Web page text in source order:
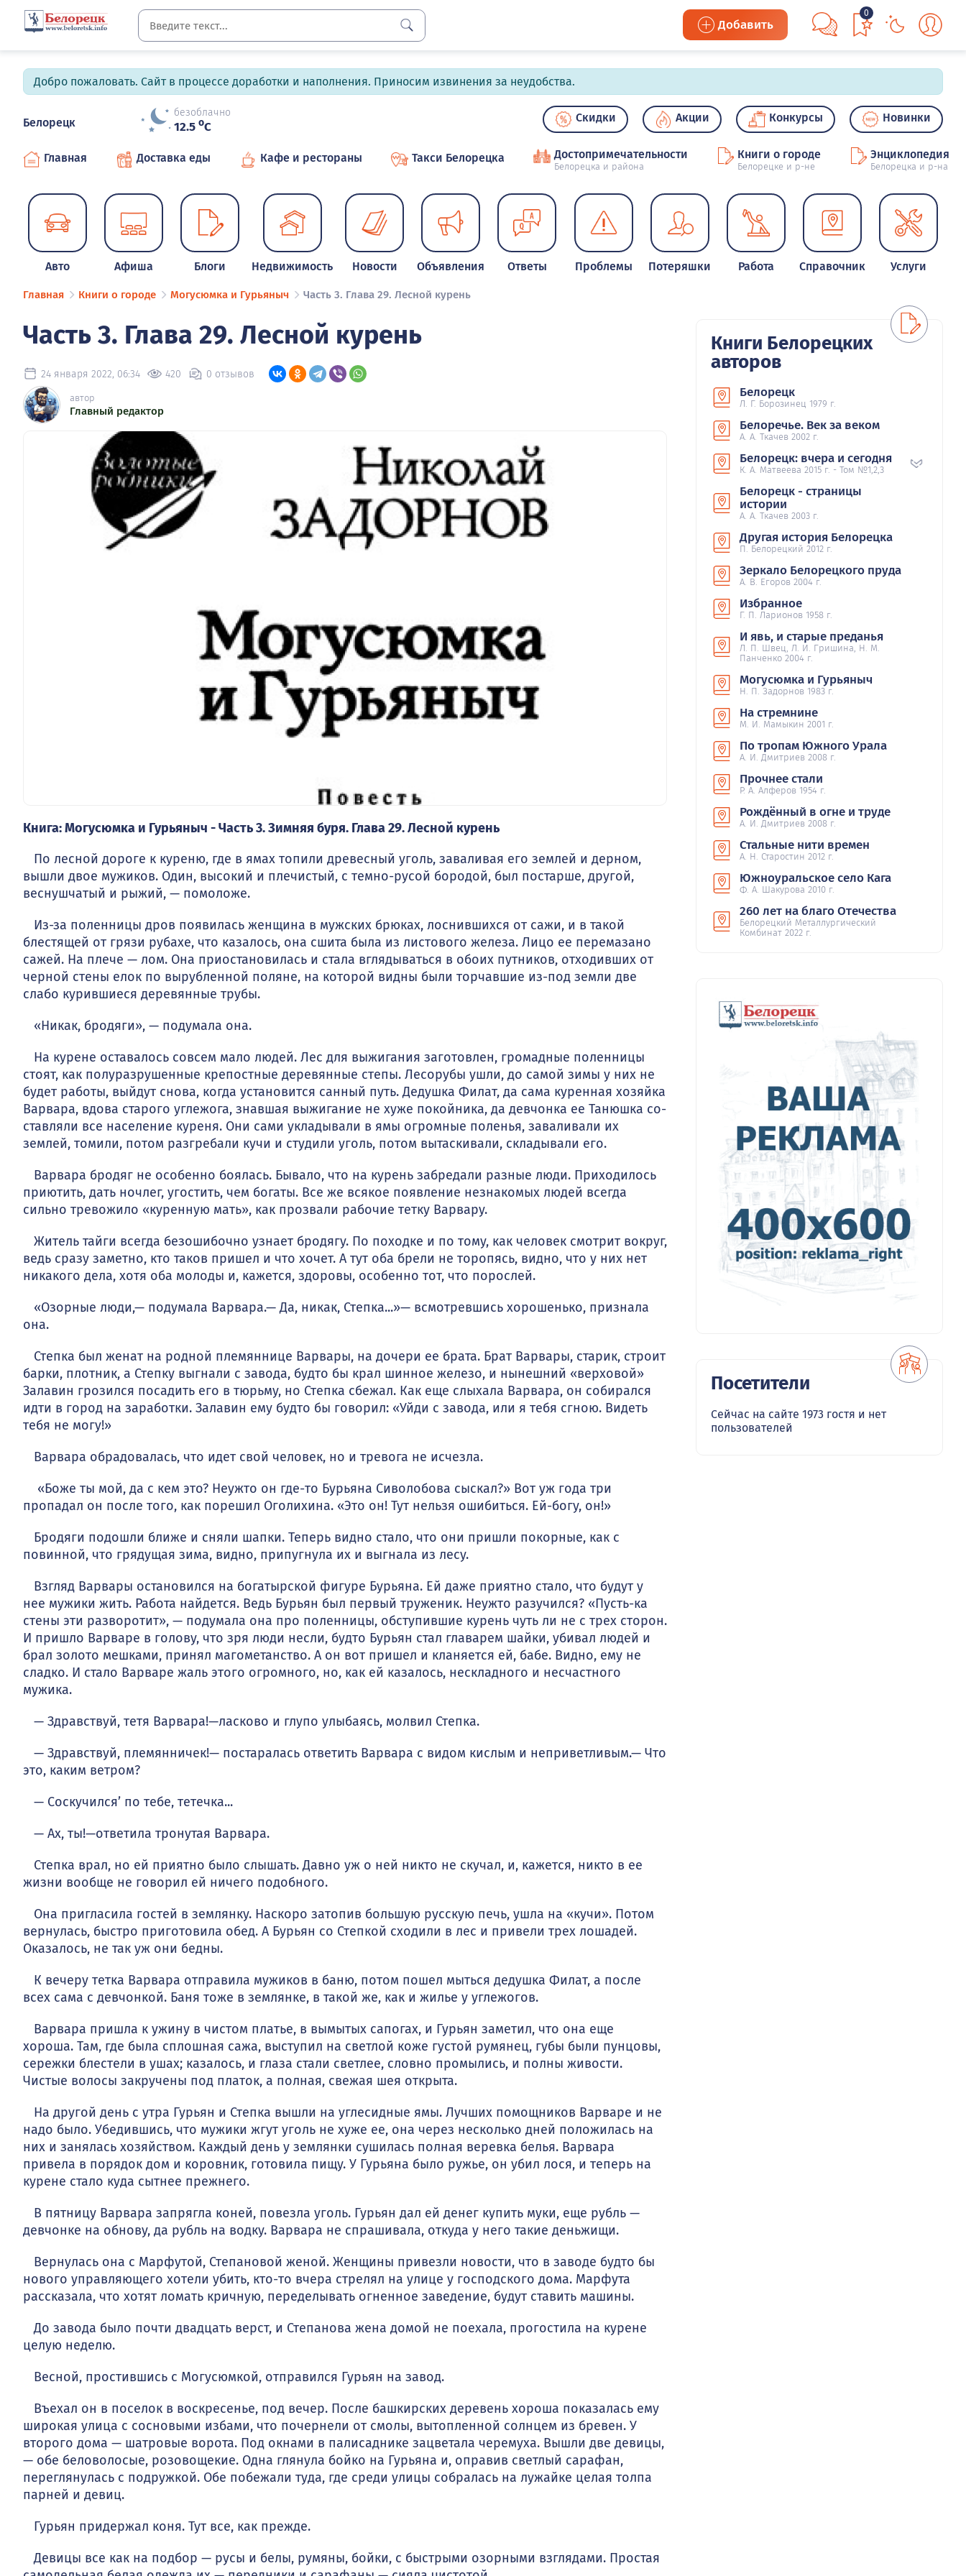
Добавить
0
Добро пожаловать. Сайт в процессе доработки и наполнения. Приносим извинения за неудобства.
Белорецк
безоблачно
12.5 oC
Скидки Акции Конкурсы Новинки
Главная Доставка еды Кафе и рестораны Такси Белорецка Достопримечательности
Белорецка и района
Книги о городе
Белорецке и р-не
Энциклопедия
Белорецка и р-на
Авто Афиша Блоги Недвижимость Новости Объявления Ответы Проблемы Потеряшки Работа Справочник Услуги
Главная Книги о городе Могусюмка и Гурьяныч Часть 3. Глава 29. Лесной курень
Часть 3. Глава 29. Лесной курень
24 января 2022, 06:34 420 0 отзывов
автор
Главный редактор
Книга: Могусюмка и Гурьяныч - Часть 3. Зимняя буря. Глава 29. Лесной курень
По лесной дороге к куреню, где в ямах топили древесный уголь, заваливая его землей и дерном,
вышли двое мужиков. Один, высокий и плечистый, с темно-русой бородой, был по­старше, другой,
веснушчатый и рыжий, — помоложе.
Из-за поленницы дров появилась женщина в мужских брюках, лоснившихся от сажи, и в такой
блестящей от гря­зи рубахе, что казалось, она сшита была из листового желе­за. Лицо ее перемазано
сажей. На плече — лом. Она при­остановилась и стала вглядываться в обоих путников, от­ходивших от
черной стены елок по вырубленной поляне, на которой видны были торчавшие из-под земли две
слабо ку­рившиеся деревянные трубы.
«Никак, бродяги», — подумала она.
На курене оставалось совсем мало людей. Лес для вы­жигания заготовлен, громадные поленницы
стоят, как полу­разрушенные крепостные деревянные степы. Лесорубы ушли, до самой зимы у них не
будет работы, выйдут снова, когда установится санный путь. Дедушка Филат, да сама курен­ная хозяйка
Варвара, вдова старого углежога, знавшая вы­жигание не хуже покойника, да девчонка ее Танюшка со­
ставляли все население куреня. Они сами укладывали в ямы огромные поленья, заваливали их
землей, томили, потом разгребали кучи и студили уголь, потом вытаскивали, складывали его.
Варвара бродяг не особенно боялась. Бывало, что на ку­рень забредали разные люди. Приходилось
приютить, дать ночлег, угостить, чем богаты. Все же всякое появление не­знакомых людей всегда
сильно тревожило «куренную мать», как прозвали рабочие тетку Варвару.
Житель тайги всегда безошибочно узнает бродягу. По походке и по тому, как человек смотрит вокруг,
ведь сразу заметно, кто таков пришел и что хочет. А тут оба брели не торопясь, видно, что у них нет
никакого дела, хотя оба моло­ды и, кажется, здоровы, особенно тот, что порослей.
«Озорные люди,— подумала Варвара.— Да, никак, Степ­ка...»— всмотревшись хорошенько, признала
она.
Степка был женат на родной племяннице Варвары, на дочери ее брата. Брат Варвары, старик, строит
барки, плот­ник, а Степку выгнали с завода, будто бы крал шинное же­лезо, и нынешний «верховой»
Залавин грозился посадить его в тюрьму, но Степка сбежал. Как еще слыхала Варва­ра, он собирался
идти в город на заработки. Залавин ему будто бы говорил: «Уйди с завода, или я тебя сгною. Видеть
тебя не могу!»
Варвара обрадовалась, что идет свой человек, но и тре­вога не исчезла.
«Боже ты мой, да с кем это? Неужто он где-то Бурьяна Сиволобова сыскал?» Вот уж года три
пропадал он после того, как порешил Оголихина. «Это он! Тут нельзя ошибить­ся. Ей-богу, он!»
Бродяги подошли ближе и сняли шапки. Теперь видно стало, что они пришли покорные, как с
повинной, что гря­дущая зима, видно, припугнула их и выгнала из лесу.
Взгляд Варвары остановился на богатырской фигуре Бурьяна. Ей даже приятно стало, что будут у
нее мужики жить. Работа найдется. Ведь Бурьян был первый труженик. Неужто разучился? «Пусть-ка
стены эти разворотит», — по­думала она про поленницы, обступившие курень чуть ли не с трех сторон.
И пришло Варваре в голову, что зря люди несли, будто Бурьян стал главарем шайки, убивал людей и
брал золото мешками, принял магометанство. А он вот при­шел и кланяется ей, бабе. Видно, ему не
сладко. И стало Варваре жаль этого огромного, но, как ей казалось, несклад­ного и несчастного
мужика.
— Здравствуй, тетя Варвара!—ласково и глупо улы­баясь, молвил Степка.
— Здравствуй, племянничек!— постаралась ответить Варвара с видом кислым и неприветливым.— Что
это, каким ветром?
— Соскучился’ по тебе, тетечка...
— Ах, ты!—ответила тронутая Варвара.
Степка врал, но ей приятно было слышать. Давно уж о ней никто не скучал, и, кажется, никто в ее
жизни вообще не говорил ей ничего подобного.
Она пригласила гостей в землянку. Наскоро затопив большую русскую печь, ушла на «кучи». Потом
вернулась, быстро приготовила обед. А Бурьян со Степкой сходили в лес и привели трех лошадей.
Оказалось, не так уж они бедны.
К вечеру тетка Варвара отправила мужиков в баню, по­том пошел мыться дедушка Филат, а после
всех сама с дев­чонкой. Баня тоже в землянке, в такой же, как и жилье у углежогов.
Варвара пришла к ужину в чистом платье, в вымытых сапогах, и Гурьян заметил, что она еще
хороша. Там, где была сплошная сажа, выступил на светлой коже густой ру­мянец, губы были пунцовы,
сережки блестели в ушах; каза­лось, и глаза стали светлее, словно промылись, и полны живости.
Чистые волосы закручены под платок, а полная, свежая шея открыта.
На другой день с утра Гурьян и Степка вышли на углесидные ямы. Лучших помощников Варваре и не
надо было. Убедившись, что мужики жгут уголь не хуже ее, она через несколько дней положилась на
них и занялась хозяйством. Каждый день у землянки сушилась полная веревка белья. Варвара
привела в порядок дом и коровник, готовила пищу. У Гурьяна было ружье, он убил лося, и теперь на
курене стало куда сытнее прежнего.
В пятницу Варвара запрягла коней, повезла уголь. Гурь­ян дал ей денег купить муки, еще рубль —
девчонке на обно­ву, да рубль на водку. Варвара не спрашивала, откуда у него такие деньжищи.
Вернулась она с Марфутой, Степановой женой. Женщи­ны привезли новости, что в заводе будто бы
нового управ­ляющего хотели убить, кто-то вчера стрелял на улице у гос­подского дома. Марфута
рассказала, что хотят ломать крич­ную, переделывать огненное заведение, будут ставить ма­шины.
До завода было почти двадцать верст, и Степанова жена домой не поехала, прогостила на курене
целую неделю.
Весной, простившись с Могусюмкой, отправился Гурьян на завод.
Въехал он в поселок в воскресенье, под вечер. После башкирских деревень хороша показалась ему
широкая ули­ца с сосновыми избами, что почернели от смолы, вытоплен­ной солнцем из бревен. У
второго дома — шатровые ворота. Под окнами в палисаднике зацветала черемуха. Вышли две девицы,
— обе беловолосые, розовощекие. Одна глянула бой­ко на Гурьяна и, оправив светлый сарафан,
переглянулась с подружкой. Обе побежали туда, где среди улицы собралась на лужайке целая толпа
парней и девиц.
Гурьян придержал коня. Tyт все, как прежде.
Девицы все как на подбор — русы и белы, румяны, бой­ки, с быстрыми озорными взглядами. Простая
Книги Белорецких
авторов
Белорецк
Л. Г. Борозинец 1979 г.
Белоречье. Век за веком
А. А. Ткачев 2002 г.
Белорецк: вчера и сегодня
К. А. Матвеева 2015 г. - Том №1,2,3
Белорецк - страницы
истории
А. А. Ткачев 2003 г.
Другая история Белорецка
П. Белорецкий 2012 г.
Зеркало Белорецкого пруда
А. В. Егоров 2004 г.
Избранное
Г. П. Ларионов 1958 г.
И явь, и старые преданья
Л. П. Швец, Л. И. Гришина, Н. М.
Панченко 2004 г.
Могусюмка и Гурьяныч
Н. П. Задорнов 1983 г.
На стремнине
М. И. Мамыкин 2001 г.
По тропам Южного Урала
А. И. Дмитриев 2008 г.
Прочнее стали
Р. А. Алферов 1954 г.
Рождённый в огне и труде
А. И. Дмитриев 2008 г.
Стальные нити времен
А. Н. Старостин 2012 г.
Южноуральское село Кага
Ф. А. Шакурова 2010 г.
260 лет на благо Отечества
Белорецкий Металлургический
Комбинат 2022 г.
Посетители
Сейчас на сайте 1973 гостя и нет
пользователей